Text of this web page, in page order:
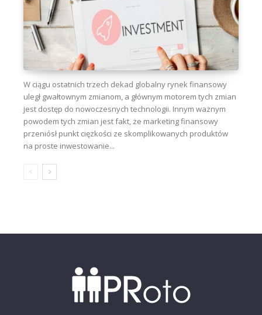
W ciągu ostatnich trzech dekad globalny rynek finansowy
uległ gwałtownym zmianom, a głównym motorem tych zmian
jest dostęp do nowoczesnych technologii. Innym ważnym
powodem tych zmian jest fakt, że marketing finansowy
przeniósł punkt ciężkości ze skomplikowanych produktów
na proste inwestowanie...